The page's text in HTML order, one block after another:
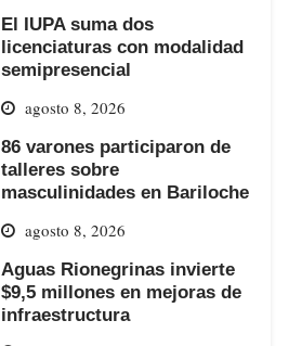
El IUPA suma dos
licenciaturas con modalidad
semipresencial
agosto 8, 2026
86 varones participaron de
talleres sobre
masculinidades en Bariloche
agosto 8, 2026
Aguas Rionegrinas invierte
$9,5 millones en mejoras de
infraestructura